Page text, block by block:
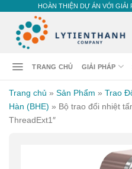
to
content
HOÀN THIỆN DỰ ÁN VỚI
TRANG CHỦ GIẢI PHÁP
Trang chủ » Sản Phẩm » Trao
Hàn (BHE) » Bộ trao đổi nhiệt
ThreadExt1″